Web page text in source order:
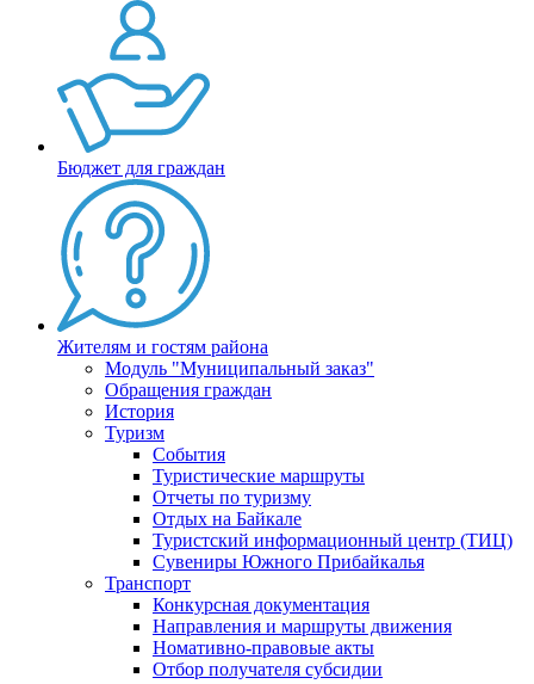
Бюджет для граждан
Жителям и гостям района
Модуль "Муниципальный заказ"
Обращения граждан
История
Туризм
События
Туристические маршруты
Отчеты по туризму
Отдых на Байкале
Туристский информационный центр (ТИЦ)
Сувениры Южного Прибайкалья
Транспорт
Конкурсная документация
Направления и маршруты движения
Номативно-правовые акты
Отбор получателя субсидии